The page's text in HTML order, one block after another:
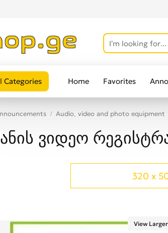
Categories Home Favorites
Audio, video and photo equipment
ვიდეო
320 x
View Larger